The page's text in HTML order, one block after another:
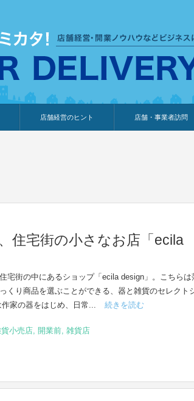
店舗経営のヒント 店舗・事業者訪問
住宅街の小さなお店「ecila
宅街の中にあるショップ「ecila design」。こちらは
くり商品を選ぶことができる、器と雑貨のセレクト
家の器をはじめ、日常...
続きを読む
小売店, 開業前, 雑貨店